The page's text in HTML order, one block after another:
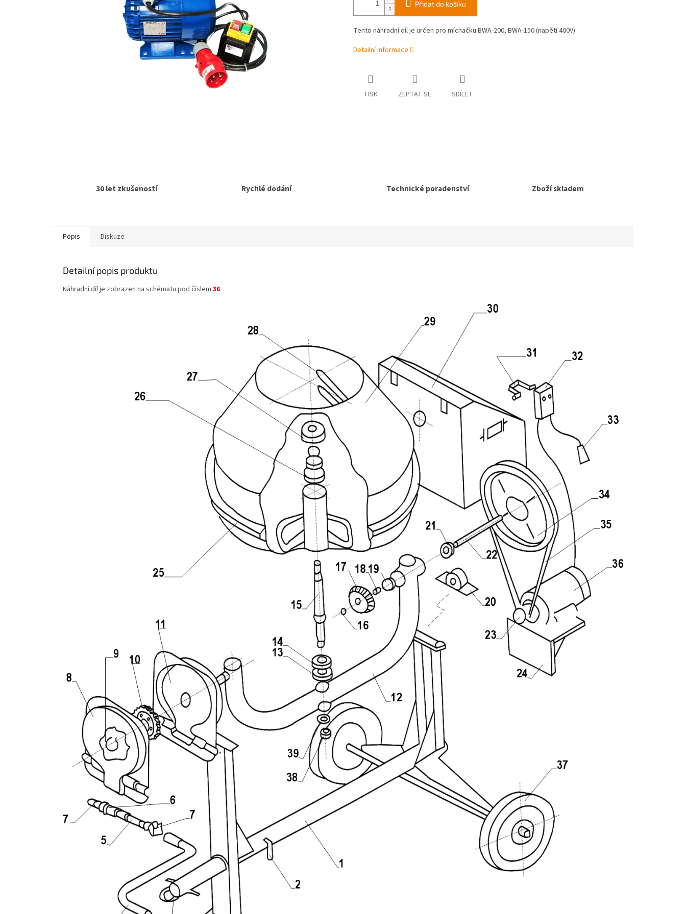
Přidat do košíku
Tento náhradní díl je určen pro míchačku BWA-200, BWA-150 (napětí 400V)
Detailní informace
TISK ZEPTAT SE SDÍLET
30 let zkušeností Rychlé dodání Technické poradenství Zboží skladem
Popis Diskuze
Detailní popis produktu
Náhradní díl je zobrazen na schématu pod číslem 36